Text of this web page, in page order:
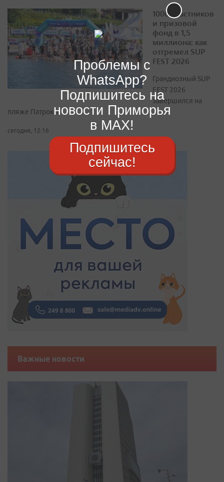
1000 участников
и призовой
фонд в 1,5
миллиона: как
отгремел SUP
FEST 2026
Грандиозный SUP
FEST 2026
завершился на
пляже Патрокл
сегодня, 12:16
Важные новости
Проблемы с
WhatsApp?
Подпишитесь на
новости Приморья
в MAX!
Подпишитесь
сейчас!